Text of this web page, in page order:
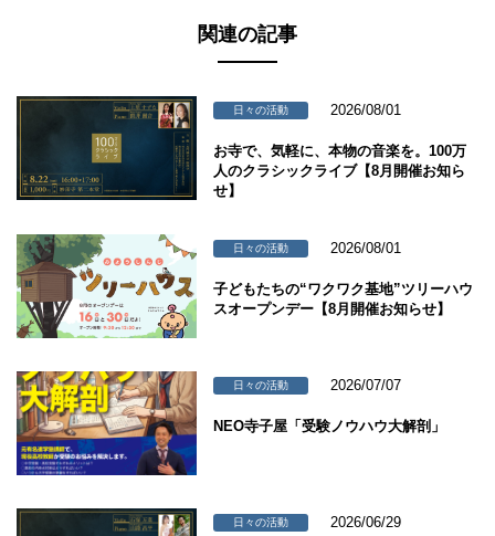
関連の記事
日々の活動 2026/08/01
お寺で、気軽に、本物の音楽を。100万
人のクラシックライブ【8月開催お知ら
せ】
日々の活動 2026/08/01
子どもたちの“ワクワク基地”ツリーハウ
スオープンデー【8月開催お知らせ】
日々の活動 2026/07/07
NEO寺子屋「受験ノウハウ大解剖」
日々の活動 2026/06/29